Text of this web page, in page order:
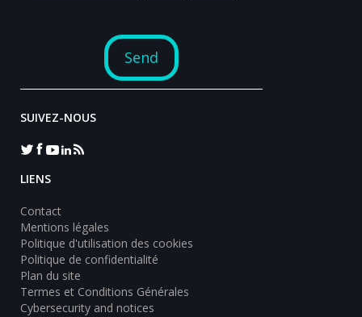
SUIVEZ-NOUS
LIENS
Contact
Mentions légales
Politique d'utilisation des cookies
Politique de confidentialité
Plan du site
Termes et Conditions Générales
Cybersecurity and notices